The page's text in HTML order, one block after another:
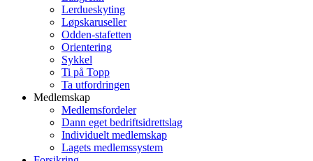
Lerdueskyting
Løpskaruseller
Odden-stafetten
Orientering
Sykkel
Ti på Topp
Ta utfordringen
Medlemskap
Medlemsfordeler
Dann eget bedriftsidrettslag
Individuelt medlemskap
Lagets medlemssystem